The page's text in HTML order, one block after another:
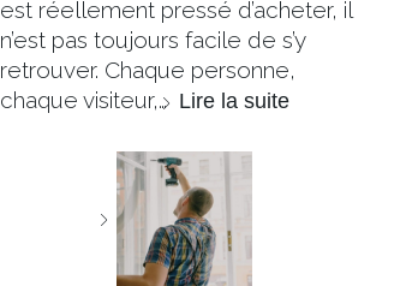
est réellement pressé d’acheter, il
n’est pas toujours facile de s’y
retrouver. Chaque personne,
chaque visiteur,… Lire la suite